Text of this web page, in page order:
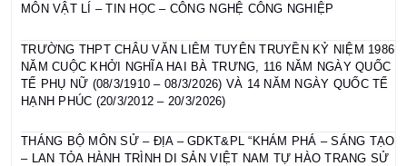
MÔN VẬT LÍ – TIN HỌC – CÔNG NGHỆ CÔNG NGHIỆP
TRƯỜNG THPT CHÂU VĂN LIÊM TUYÊN TRUYỀN KỶ NIỆM 1986
NĂM CUỘC KHỞI NGHĨA HAI BÀ TRƯNG, 116 NĂM NGÀY QUỐC
TẾ PHỤ NỮ (08/3/1910 – 08/3/2026) VÀ 14 NĂM NGÀY QUỐC TẾ
HẠNH PHÚC (20/3/2012 – 20/3/2026)
THÁNG BỘ MÔN SỬ – ĐỊA – GDKT&PL “KHÁM PHÁ – SÁNG TẠO
– LAN TỎA HÀNH TRÌNH DI SẢN VIỆT NAM TỰ HÀO TRANG SỬ